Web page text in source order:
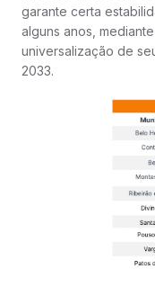
garante certa
alguns anos,
universalização de
2033.